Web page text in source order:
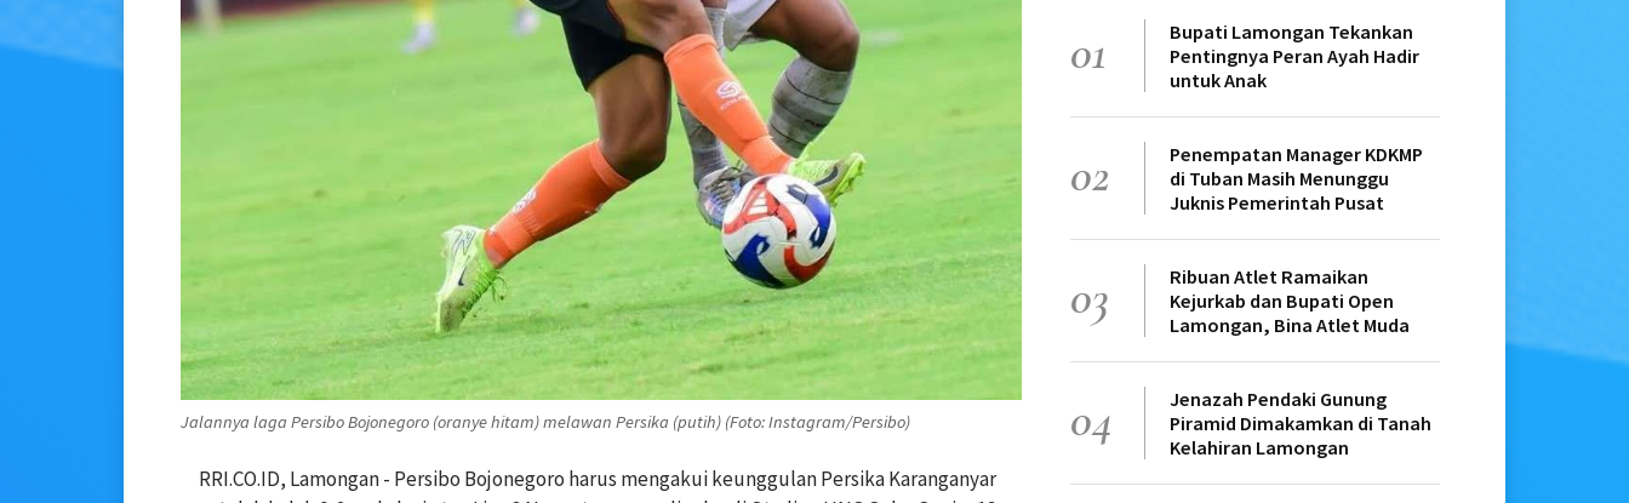
Jalannya laga Persibo Bojonegoro (oranye hitam) melawan Persika (putih) (Foto: Instagram/Persibo)
RRI.CO.ID, Lamongan - Persibo Bojonegoro harus mengakui keunggulan Persika Karanganyar
01
Bupati Lamongan Tekankan
Pentingnya Peran Ayah Hadir
untuk Anak
02
Penempatan Manager KDKMP
di Tuban Masih Menunggu
Juknis Pemerintah Pusat
03
Ribuan Atlet Ramaikan
Kejurkab dan Bupati Open
Lamongan, Bina Atlet Muda
04
Jenazah Pendaki Gunung
Piramid Dimakamkan di Tanah
Kelahiran Lamongan